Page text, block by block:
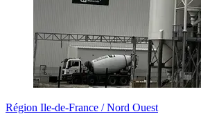
Région Ile-de-France / Nord Ouest